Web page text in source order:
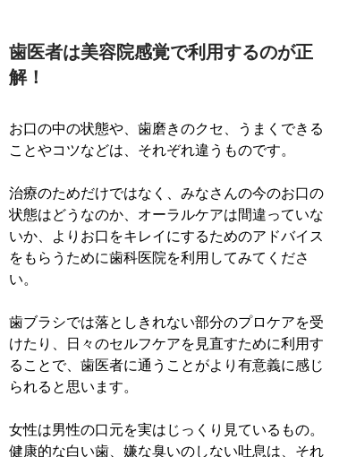
歯医者は美容院感覚で利用するのが正
解！
お口の中の状態や、歯磨きのクセ、うまくできる
ことやコツなどは、それぞれ違うものです。
治療のためだけではなく、みなさんの今のお口の
状態はどうなのか、オーラルケアは間違っていな
いか、よりお口をキレイにするためのアドバイス
をもらうために歯科医院を利用してみてくださ
い。
歯ブラシでは落としきれない部分のプロケアを受
けたり、日々のセルフケアを見直すために利用す
ることで、歯医者に通うことがより有意義に感じ
られると思います。
女性は男性の口元を実はじっくり見ているもの。
健康的な白い歯、嫌な臭いのしない吐息は、それ